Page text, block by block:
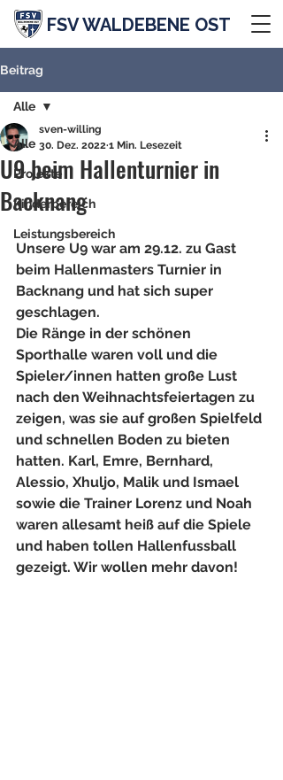
FSV WALDEBENE OST
Beitrag
Alle
Projekte
Kinderbereich
Leistungsbereich
Alle
U9 beim Hallenturnier in
Backnang
sven-willing
30. Dez. 2022 1 Min. Lesezeit
Unsere U9 war am 29.12. zu Gast
beim Hallenmasters Turnier in
Backnang und hat sich super
geschlagen.
Die Ränge in der schönen
Sporthalle waren voll und die
Spieler/innen hatten große Lust
nach den Weihnachtsfeiertagen zu
zeigen, was sie auf großen Spielfeld
und schnellen Boden zu bieten
hatten. Karl, Emre, Bernhard,
Alessio, Xhuljo, Malik und Ismael
sowie die Trainer Lorenz und Noah
waren allesamt heiß auf die Spiele
und haben tollen Hallenfussball
gezeigt. Wir wollen mehr davon!